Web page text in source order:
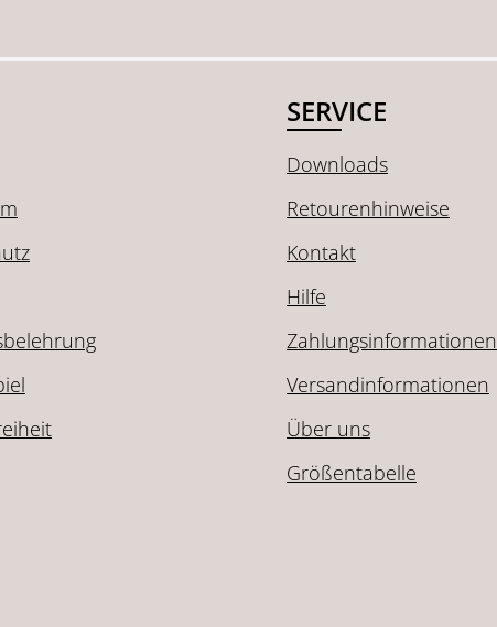
SERVICE
Downloads
Retourenhinweise
Kontakt
Hilfe
Zahlungsinformationen
Versandinformationen
Über uns
Größentabelle